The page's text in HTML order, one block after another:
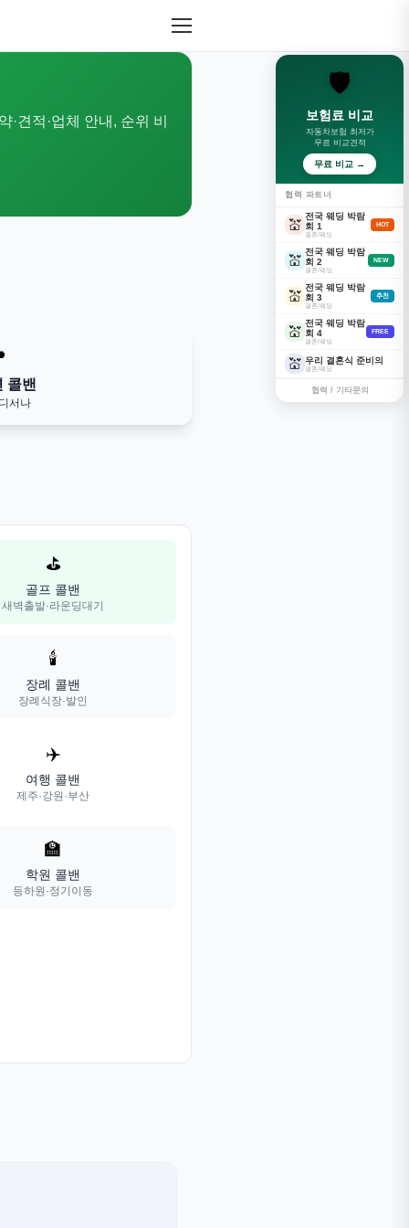
견적·업체 안내, 순위 비
콜밴
서나
⛳
골프 콜밴
새벽출발·라운딩대기
🕯️
장례 콜밴
장례식장·발인
✈️
여행 콜밴
제주·강원·부산
🏫
학원 콜밴
등하원·정기이동
🛡️
보험료 비교
자동차보험 최저가
무료 비교견적
무료 비교 →
협력 파트너
💒
전국 웨딩 박람
회 1
결혼/웨딩
HOT
💒
전국 웨딩 박람
회 2
결혼/웨딩
NEW
💒
전국 웨딩 박람
회 3
결혼/웨딩
추천
💒
전국 웨딩 박람
회 4
결혼/웨딩
FREE
💒 우리 결혼식 준비의
결혼/웨딩
협력 / 기타문의